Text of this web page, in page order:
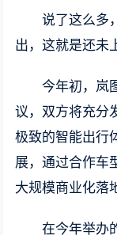
说了这么多
出，这就是还未
今年初，岚
议，双方将充分
极致的智能出行
展，通过合作车
大规模商业化落
在今年举办